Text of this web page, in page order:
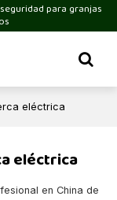
para granjas
eléctrica
eléctrica
en China de